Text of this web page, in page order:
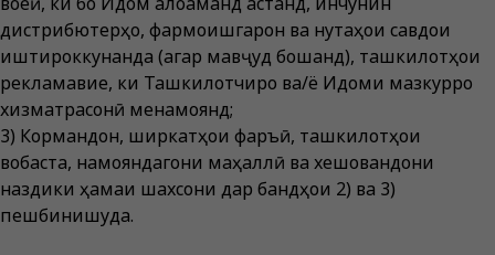
дистрибютерҳо, фармоишгарон ва нуқтаҳои савдои
иштироккунанда (агар мавҷуд бошанд), ташкилотҳои
рекламавие, ки Ташкилотчиро ва/ё Иқдоми мазкурро
хизматрасонӣ менамоянд;
3) Кормандон, ширкатҳои фаръӣ, ташкилотҳои
вобаста, намояндагони маҳаллӣ ва хешовандони
наздики ҳамаи шахсони дар бандҳои 2) ва 3)
пешбинишуда.